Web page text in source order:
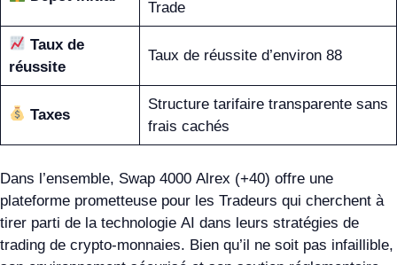
Trade
Taux de
réussite
Taux de réussite d’environ 88
Taxes
Structure tarifaire transparente sans
frais cachés
Dans l’ensemble, Swap 4000 Alrex (+40) offre une
plateforme prometteuse pour les Tradeurs qui cherchent à
tirer parti de la technologie AI dans leurs stratégies de
trading de crypto-monnaies. Bien qu’il ne soit pas infaillible,